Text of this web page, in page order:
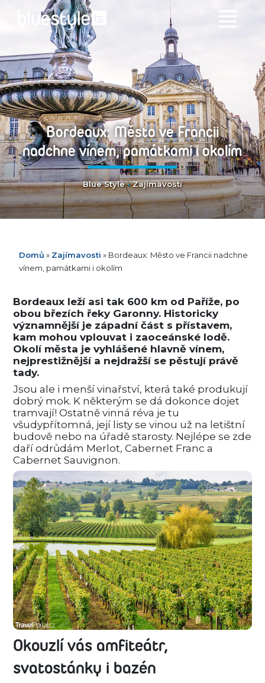
Bordeaux: Město ve Francii
nadchne vínem, památkami i okolím
Blue Style•Zajímavosti
Domů » Zajímavosti » Bordeaux: Město ve Francii nadchne
vínem, památkami i okolím
Bordeaux leží asi tak 600 km od Paříže, po
obou březích řeky Garonny. Historicky
významnější je západní část s přístavem,
kam mohou vplouvat i zaoceánské lodě.
Okolí města je vyhlášené hlavně vínem,
nejprestižnější a nejdražší se pěstují právě
tady.
Jsou ale i menší vinařství, která také produkují
dobrý mok. K některým se dá dokonce dojet
tramvají! Ostatně vinná réva je tu
všudypřítomná, její listy se vinou už na letištní
budově nebo na úřadě starosty. Nejlépe se zde
daří odrůdám Merlot, Cabernet Franc a
Cabernet Sauvignon.
Okouzlí vás amfiteátr,
svatostánky i bazén